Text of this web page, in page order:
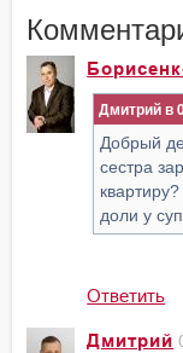
Дмитрий в
Добрый
сестра
доли у
Ответить
Дмитрий